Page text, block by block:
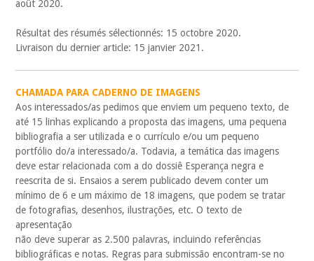
août 2020.
Résultat des résumés sélectionnés: 15 octobre 2020.
Livraison du dernier article: 15 janvier 2021.
CHAMADA PARA CADERNO DE IMAGENS
Aos interessados/as pedimos que enviem um pequeno texto, de
até 15 linhas explicando a proposta das imagens, uma pequena
bibliografia a ser utilizada e o currículo e/ou um pequeno
portfólio do/a interessado/a. Todavia, a temática das imagens
deve estar relacionada com a do dossiê Esperança negra e
reescrita de si. Ensaios a serem publicado devem conter um
mínimo de 6 e um máximo de 18 imagens, que podem se tratar
de fotografias, desenhos, ilustrações, etc. O texto de
apresentação
não deve superar as 2.500 palavras, incluindo referências
bibliográficas e notas. Regras para submissão encontram-se no